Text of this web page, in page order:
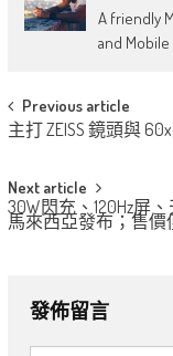
A friendly
and Mobile
Post
navigation
Previous article
主打 ZEISS 鏡頭與
Next article
30W閃充、120Hz屏
馬來西亞發布；售價
發佈留言